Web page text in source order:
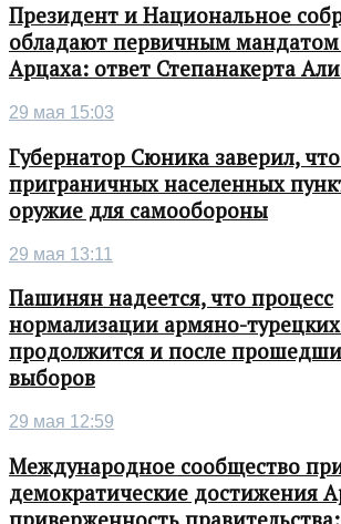
Президент и Национальное
обладают первичным
Арцаха: ответ Степанакерта
29 мая 15:03
Губернатор Сюника заверил,
приграничных населенных
оружие для самообороны
29 мая 13:11
Пашинян надеется, что процесс
нормализации армяно-
продолжится и после
выборов
29 мая 12:59
Международное сообщество
демократические достижения